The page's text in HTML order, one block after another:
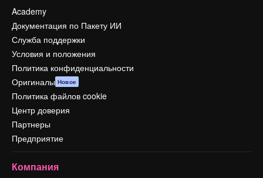
Academy
Документация по Пакету ИИ
Служба поддержки
Условия и положения
Политика конфиденциальности
Оригиналы Новое
Политика файлов cookie
Центр доверия
Партнеры
Предприятие
Компания